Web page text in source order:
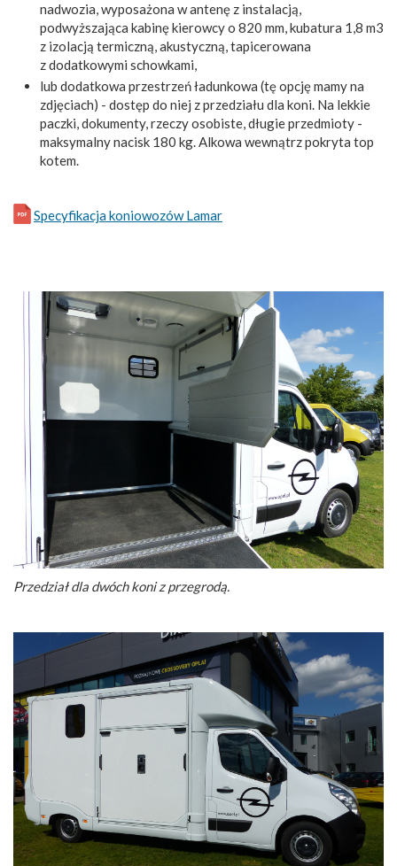
nadwozia, wyposażona w antenę z instalacją,
podwyższająca kabinę kierowcy o 820 mm, kubatura 1,8 m3
z izolacją termiczną, akustyczną, tapicerowana
z dodatkowymi schowkami,
lub dodatkowa przestrzeń ładunkowa (tę opcję mamy na
zdjęciach) - dostęp do niej z przedziału dla koni. Na lekkie
paczki, dokumenty, rzeczy osobiste, długie przedmioty -
maksymalny nacisk 180 kg. Alkowa wewnątrz pokryta top
kotem.
Specyfikacja koniowozów Lamar
Przedział dla dwóch koni z przegrodą.